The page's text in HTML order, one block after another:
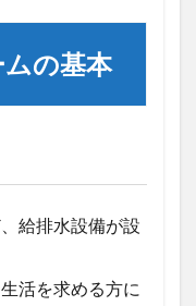
の基本
給排水設備が設
活を求める方に